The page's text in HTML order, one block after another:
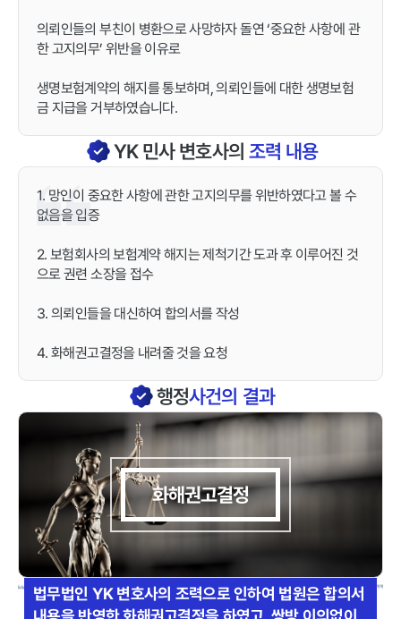
의뢰인들의 부친이 병환으로 사망하자 돌연 ‘중요한 사항에 관
한 고지의무’ 위반을 이유로
생명보험계약의 해지를 통보하며, 의뢰인들에 대한 생명보험
금 지급을 거부하였습니다.
YK민사변호사의조력 내용
1. 망인이 중요한 사항에 관한 고지의무를 위반하였다고 볼 수
없음을 입증
2. 보험회사의 보험계약 해지는 제척기간 도과 후 이루어진 것
으로 권련 소장을 접수
3. 의뢰인들을 대신하여 합의서를 작성
4. 화해권고결정을 내려줄 것을 요청
행정사건의 결과
화해권고결정
법무법인 YK 변호사의 조력으로 인하여 법원은 합의서